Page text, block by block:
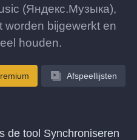
(Яндекс.Музыка),
worden bijgewerkt en
houden.
Afspeellijsten
de tool Synchroniseren